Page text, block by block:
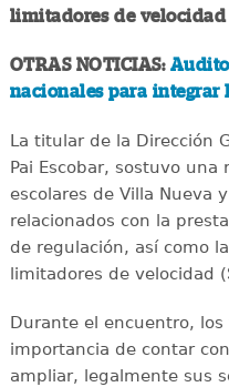
limitadores de velocidad
OTRAS NOTICIAS:
nacionales para integrar
La titular de la Dirección
Pai Escobar, sostuvo
escolares de Villa Nueva
relacionados con la
de regulación, así como
limitadores de velocidad
Durante el encuentro,
importancia de contar
ampliar, legalmente sus